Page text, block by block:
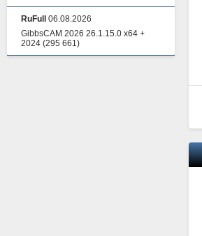
RuFull
06.08.2026
GibbsCAM 2026 26.1.15.0 x64 +
2024 (295 661)